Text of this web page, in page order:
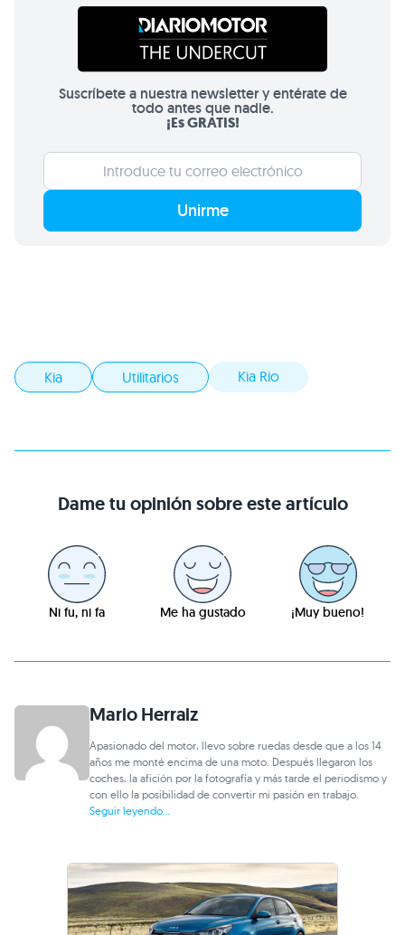
Suscríbete a nuestra newsletter y entérate de
todo antes que nadie.
¡Es GRATIS!
Unirme
Kia Utilitarios Kia Rio
Dame tu opinión sobre este artículo
Ni fu, ni fa Me ha gustado ¡Muy bueno!
Mario Herraiz
Apasionado del motor, llevo sobre ruedas desde que a los 14
años me monté encima de una moto. Después llegaron los
coches, la afición por la fotografía y más tarde el periodismo y
con ello la posibilidad de convertir mi pasión en trabajo.
Seguir leyendo...